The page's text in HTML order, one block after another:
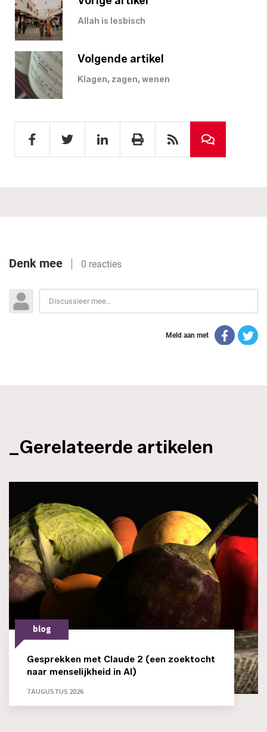
Allah is lesbisch
Volgende artikel
Klagen, zagen, wenen
_Gerelateerde artikelen
blog
Gesprekken met Claude 2 (een zoektocht
naar menselijkheid in AI)
7 AUGUSTUS 2026